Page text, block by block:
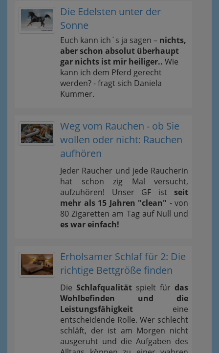
Die Edelsten unter der
Sonne
Euch kann ich´s ja sagen – nichts,
aber schon absolut überhaupt
gar nichts ist mir heiliger.. Wie
kann ich dem Pferd gerecht
werden? - fragt sich Daniela
Kummer.
Weg vom Rauchen - ob Sie
wollen oder nicht: Rauchen
aufhören
Jeder Raucher und jede Raucherin
hat schon zig Mal versucht,
aufzuhören! Unser GF ist seit
mehr als 15 Jahren "clean" - von
80 Zigaretten am Tag auf Null und
es war einfach!
Erholsamer Schlaf für 2: Die
richtige Bettgröße finden
Die Schlafqualität spielt für das
Wohlbefinden und die
Leistungsfähigkeit eine
entscheidende Rolle. Wer schlecht
schläft, der ist am Morgen nicht
ausgeruht und die Aufgaben des